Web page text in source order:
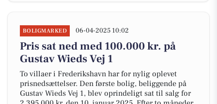
BOLIGMARKED 06-04-2025 10:02
Pris sat ned med 100.000 kr. på
Gustav Wieds Vej 1
To villaer i Frederikshavn har for nylig oplevet
prisnedsættelser. Den første bolig, beliggende på
Gustav Wieds Vej 1, blev oprindeligt sat til salg for